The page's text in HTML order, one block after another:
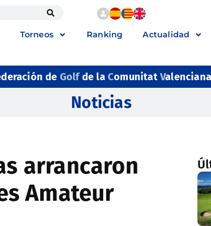
Torneos Ranking Actualidad
de Golfde la ComunitatValenciana
Noticias
arrancaron
Amateur